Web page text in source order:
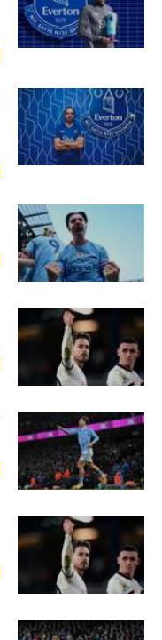
أقسام خاصة
Gamers
تحقيق في الجول
تقرير في الجول
حكايات في الجول
كويز في الجول
فيديو في الجول